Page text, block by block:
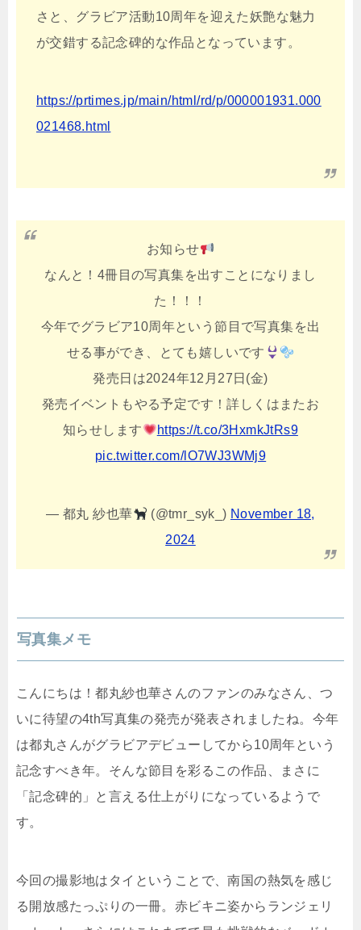
さと、グラビア活動10周年を迎えた妖艶な魅力
が交錯する記念碑的な作品となっています。
https://prtimes.jp/main/html/rd/p/000001931.000
021468.html
お知らせ
なんと！4冊目の写真集を出すことになりまし
た！！！
今年でグラビア10周年という節目で写真集を出
せる事ができ、とても嬉しいです
発売日は2024年12月27日(金)
発売イベントもやる予定です！詳しくはまたお
知らせします
https://t.co/3HxmkJtRs9
pic.twitter.com/lO7WJ3WMj9
— 都丸 紗也華 (@tmr_syk_) November 18,
2024
写真集メモ
こんにちは！都丸紗也華さんのファンのみなさん、つ
いに待望の4th写真集の発売が発表されましたね。今年
は都丸さんがグラビアデビューしてから10周年という
記念すべき年。そんな節目を彩るこの作品、まさに
「記念碑的」と言える仕上がりになっているようで
す。
今回の撮影地はタイということで、南国の熱気を感じ
る開放感たっぷりの一冊。赤ビキニ姿からランジェリ